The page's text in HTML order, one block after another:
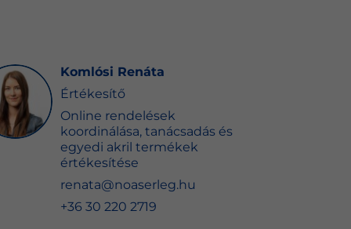
Komlósi Renáta
Értékesítő
Online rendelések
koordinálása, tanácsadás és
egyedi akril termékek
értékesítése
renata@noaserleg.hu
+36 30 220 2719